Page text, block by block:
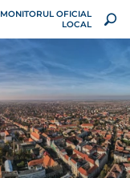
MONITORUL OFICIAL
LOCAL